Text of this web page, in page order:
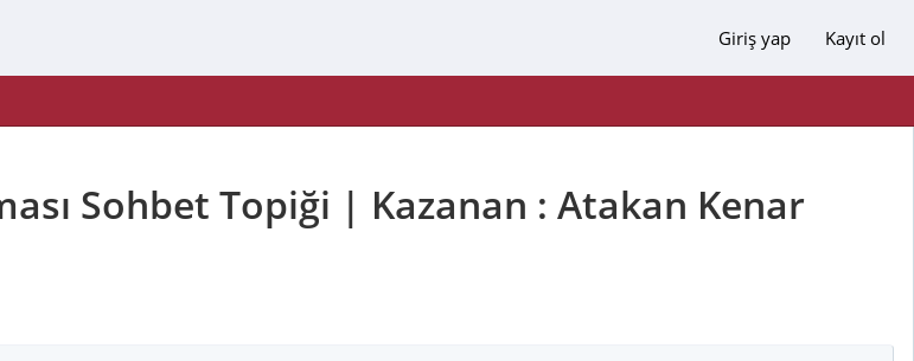
Giriş yap Kayıt ol
Sohbet Topiği | Kazanan : Atakan Kenar